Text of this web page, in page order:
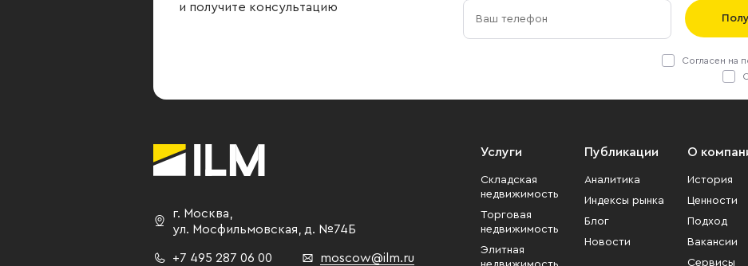
и получите консультацию
Согласен на
г. Москва
ул. Мосфильмовская,
д. №74Б
+7 495 287 06 00 moscow@ilm.ru
Услуги
Складская
недвижимость
Торговая
недвижимость
Элитная
Публикации
Аналитика
Индексы рынка
Блог
Новости
О
История
Ценности
Подход
Вакансии
Сервисы